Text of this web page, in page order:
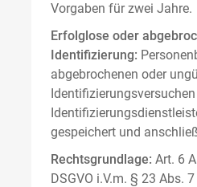
Vorgaben für zwei Jahre.
Erfolglose oder
Identifizierung:
abgebrochenen oder
gespeichert und
Rechtsgrundlage: Art. 6
DSGVO i.V.m. § 23 Abs.